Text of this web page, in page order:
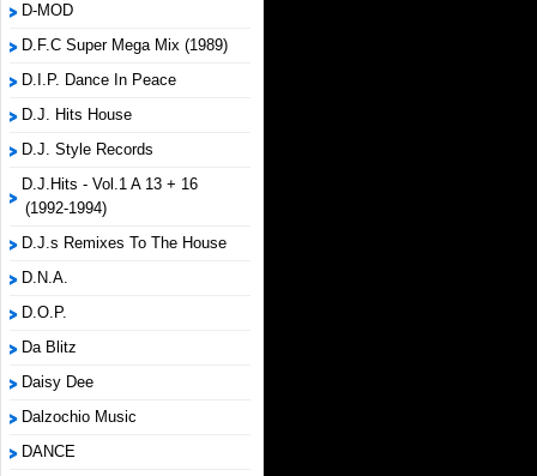
D-MOD
D.F.C Super Mega Mix (1989)
D.I.P. Dance In Peace
D.J. Hits House
D.J. Style Records
D.J.Hits - Vol.1 A 13 + 16
(1992-1994)
D.J.s Remixes To The House
D.N.A.
D.O.P.
Da Blitz
Daisy Dee
Dalzochio Music
DANCE